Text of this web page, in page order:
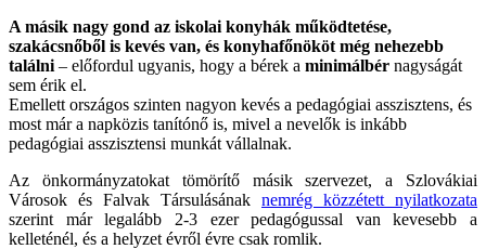
A másik nagy gond az iskolai konyhák működtetése,
szakácsnőből is kevés van, és konyhafőnököt még nehezebb
találni – előfordul ugyanis, hogy a bérek a minimálbér nagyságát
sem érik el.
Emellett országos szinten nagyon kevés a pedagógiai asszisztens, és
most már a napközis tanítónő is, mivel a nevelők is inkább
pedagógiai asszisztensi munkát vállalnak.
Az önkormányzatokat tömörítő másik szervezet, a Szlovákiai
Városok és Falvak Társulásának nemrég közzétett nyilatkozata
szerint már legalább 2-3 ezer pedagógussal van kevesebb a
kelleténél, és a helyzet évről évre csak romlik.